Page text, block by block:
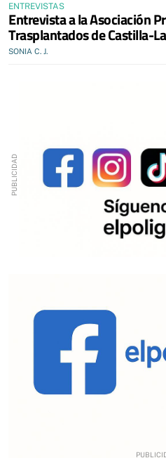
ENTREVISTAS
Entrevista a la Asociación
Trasplantados de Castilla-
SONIA C. J.